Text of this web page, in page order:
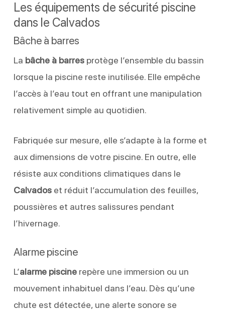
Les équipements de sécurité piscine
dans le Calvados
Bâche à barres
La bâche à barresprotège l’ensemble du bassin
lorsque la piscine reste inutilisée. Elle empêche
l’accès à l’eau tout en offrant une manipulation
relativement simple au quotidien.
Fabriquée sur mesure, elle s’adapte à la forme et
aux dimensions de votre piscine. En outre, elle
résiste aux conditions climatiques dans le
Calvadoset réduit l’accumulation des feuilles,
poussières et autres salissures pendant
l’hivernage.
Alarme piscine
L’alarme piscinerepère une immersion ou un
mouvement inhabituel dans l’eau. Dès qu’une
chute est détectée, une alerte sonore se